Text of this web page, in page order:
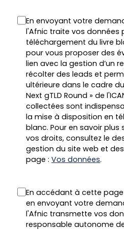
En envoyant votre
l'Afnic traite vos données
téléchargement du livre
pour vous proposer des
lien avec la gestion d’un
récolter des leads et
ultérieure dans le cadre
Next gTLD Round » de
collectées sont
la mise à disposition en
blanc. Pour en savoir
vos droits, consultez le
gestion du site web et
page :Vos données.
En accédant à cette
en envoyant votre
l'Afnic transmette vos
responsable autonome